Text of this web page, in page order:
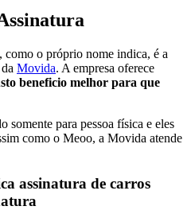
, como o próprio nome indica, é a
Movida. A empresa oferece
beneficio melhor para que
para pessoa física e eles
como o Meoo, a Movida atende
assinatura de carros